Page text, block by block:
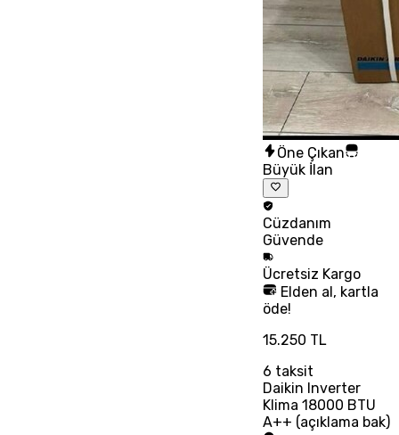
Öne Çıkan
Büyük İlan
Cüzdanım
Güvende
Ücretsiz Kargo
Elden al, kartla
öde!
15.250 TL
6 taksit
Daikin Inverter
Klima 18000 BTU
A++ (açıklama bak)